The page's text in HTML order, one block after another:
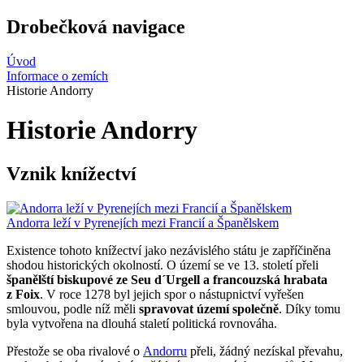
Drobečková navigace
Úvod
Informace o zemích
Historie Andorry
Historie Andorry
Vznik knížectví
Andorra leží v Pyrenejích mezi Francií a Španělskem
Existence tohoto knížectví jako nezávislého státu je zapříčiněna
shodou historických okolností. O území se ve 13. století přeli
španělští biskupové ze Seu d´Urgell a francouzská hrabata
z Foix. V roce 1278 byl jejich spor o nástupnictví vyřešen
smlouvou, podle níž měli spravovat území společně. Díky tomu
byla vytvořena na dlouhá staletí politická rovnováha.
Přestože se oba rivalové o Andorru přeli, žádný nezískal převahu,